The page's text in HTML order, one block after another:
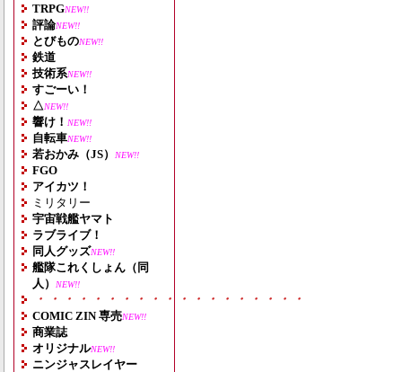
TRPGNEW!!
評論NEW!!
とびものNEW!!
鉄道
技術系NEW!!
すごーい！
△NEW!!
響け！ NEW!!
自転車NEW!!
若おかみ（JS） NEW!!
FGO
アイカツ！
ミリタリー
宇宙戦艦ヤマト
ラブライブ！
同人グッズNEW!!
艦隊これくしょん（同
人）
NEW!!
・・・・・・・・・・・・・・・・・・・
COMIC ZIN 専売NEW!!
商業誌
オリジナルNEW!!
ニンジャスレイヤー